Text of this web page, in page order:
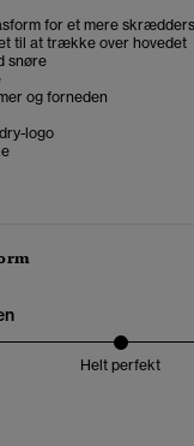
for et mere
til at trække over hovedet
snøre
og forneden
logo
Helt perfekt